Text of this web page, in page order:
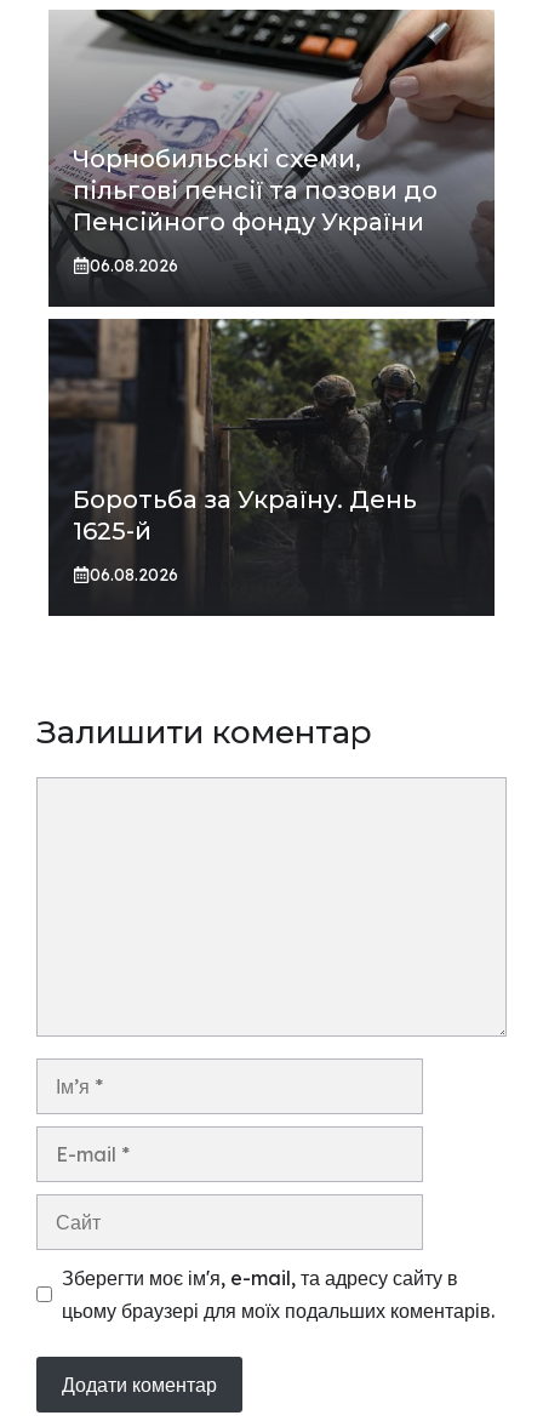
Чорнобильські схеми,
пільгові пенсії та позови до
Пенсійного фонду України
06.08.2026
Боротьба за Україну. День
1625-й
06.08.2026
Залишити коментар
Зберегти моє ім'я, e-mail, та адресу сайту в
цьому браузері для моїх подальших коментарів.